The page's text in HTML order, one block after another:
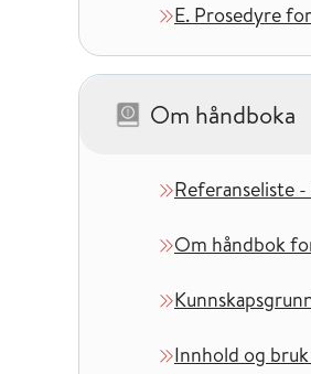
E. Prosedyre
Om håndboka
– 5 kapitler
Referanseliste
Om håndbok
Innhold og